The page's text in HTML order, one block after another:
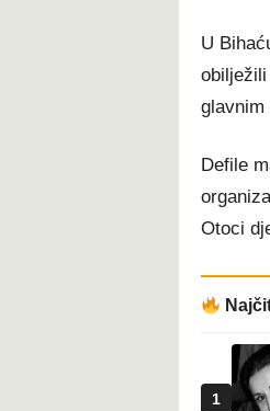
U
glavnim
Defile
Otoci
1